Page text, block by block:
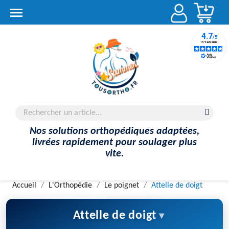

Nos solutions orthopédiques adaptées,
livrées rapidement pour soulager plus
vite.
Accueil L'Orthopédie Le poignet Attelle de doigt
Attelle de doigt